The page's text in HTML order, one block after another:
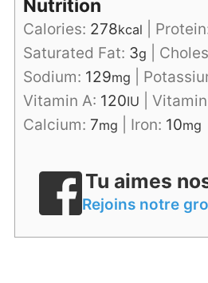
Nutrition
Calories: 278kcal
Saturated Fat: 3g
Sodium: 129mg
Vitamin A: 120IU
Calcium: 7mg Iron: 10mg
Tu aimes
Rejoins notre